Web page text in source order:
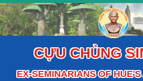
CỰU CHỦNG
EX-SEMINARIANS OF